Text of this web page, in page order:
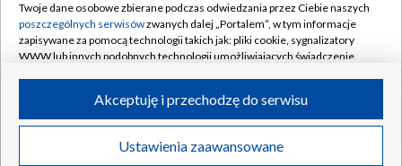
Rada Programowa
System NOS
Informacje o nadawcy
Program dla prasy
Kontakt
Kanały
©2026 Telewizja Polska S.A. w likwidacji
Twoje dane osobowe zbierane podczas odwiedzania przez Ciebie naszych
poszczególnych serwisówzwanych dalej „Portalem”, w tym informacje
zapisywane za pomocą technologii takich jak: pliki cookie, sygnalizatory
WWW lub innych podobnych technologii umożliwiających świadczenie
ruchu w Internecie.
Twoje dane osobowe zbierane podczas odwiedzania przez Ciebie
poszczególnych serwisówna Portalu, takie jak adresy IP, identyfikatory
Ustawienia zaawansowane
Akceptuję i przechodzę do serwisu